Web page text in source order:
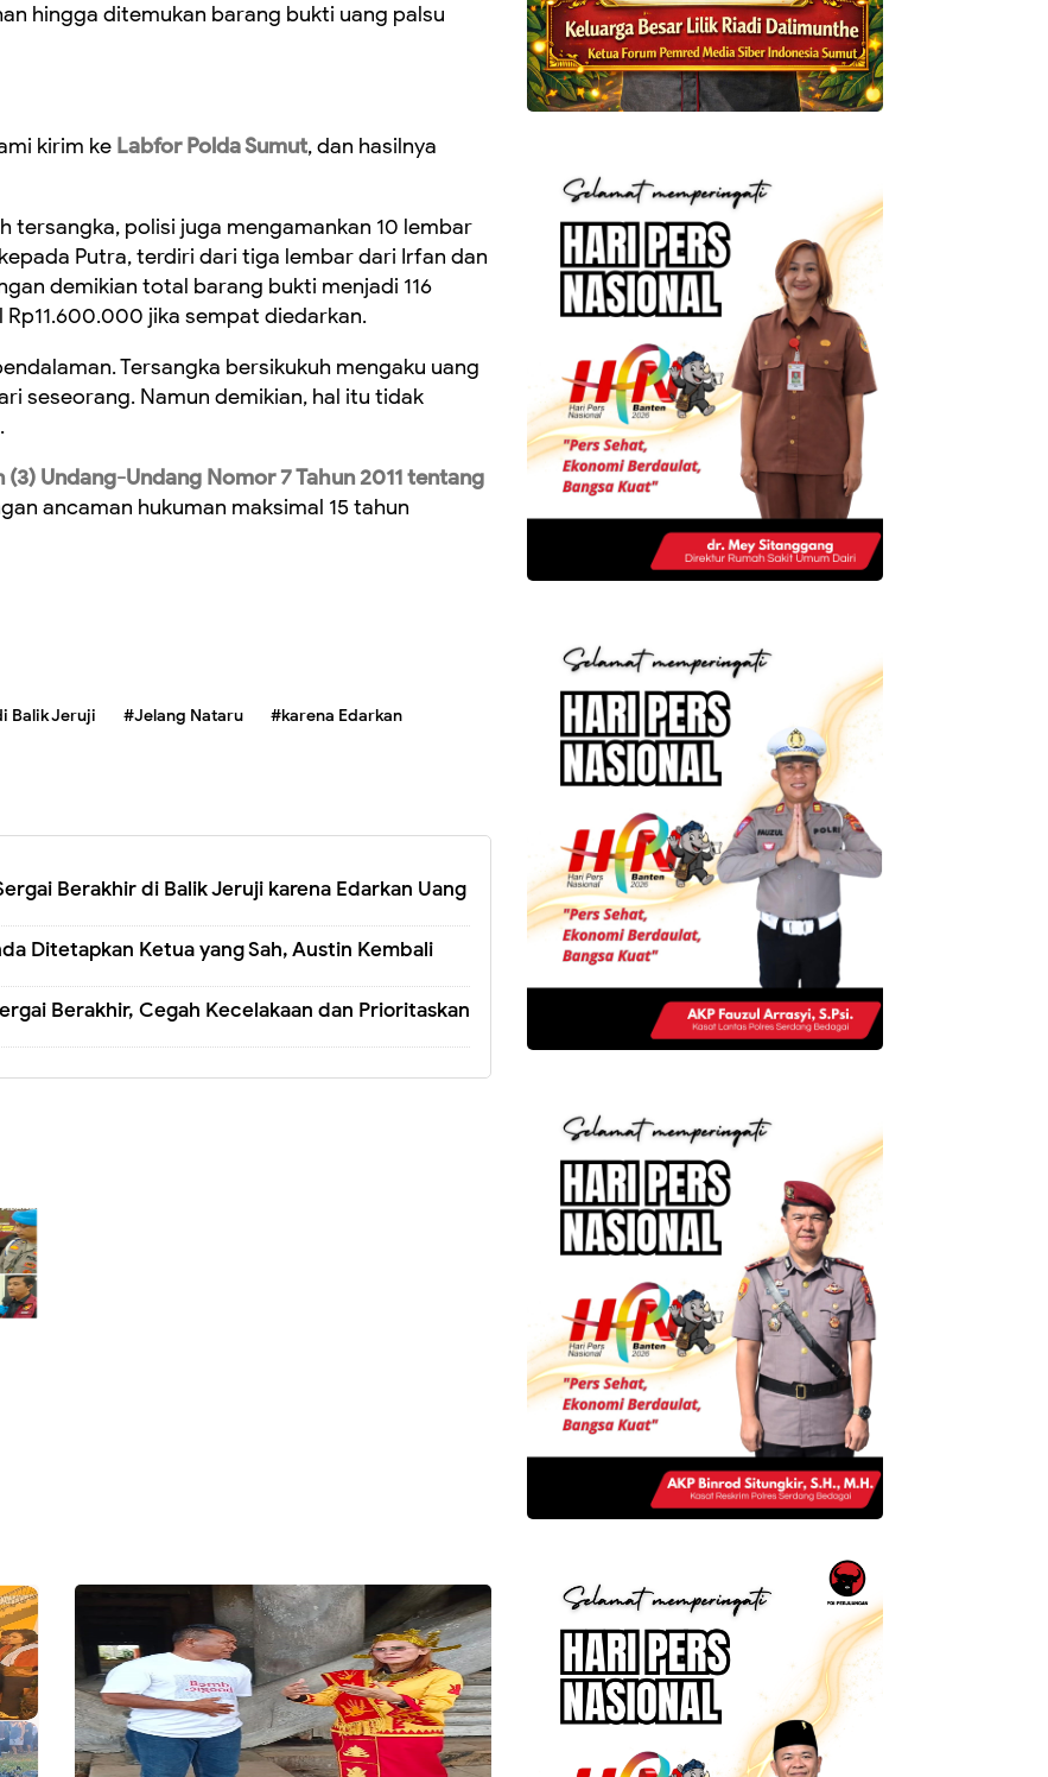
hingga ditemukan barang bukti uang palsu
kirim ke Labfor Polda Sumut, dan hasilnya
tersangka, polisi juga mengamankan 10 lembar
Putra, terdiri dari tiga lembar dari Irfan dan
demikian total barang bukti menjadi 116
jika sempat diedarkan.
Tersangka bersikukuh mengaku uang
seseorang. Namun demikian, hal itu tidak
(3) Undang-Undang Nomor 7 Tahun 2011 tentang
ancaman hukuman maksimal 15 tahun
Balik Jeruji #Jelang Nataru
#karena Edarkan
Berakhir di Balik Jeruji karena Edarkan Uang
Ditetapkan Ketua yang Sah, Austin Kembali
Berakhir, Cegah Kecelakaan dan Prioritaskan